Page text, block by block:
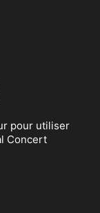
pour utiliser
Concert